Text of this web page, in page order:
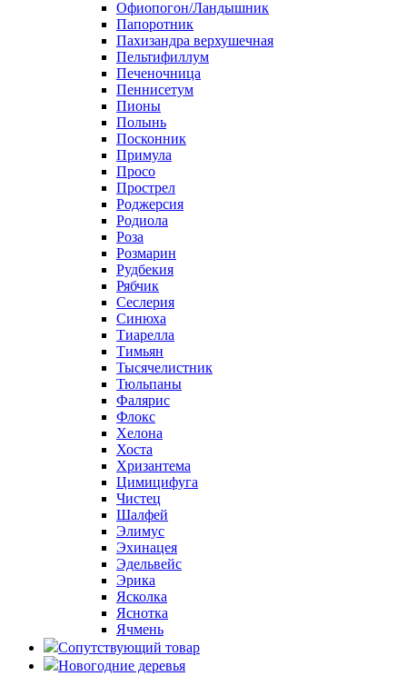
Офиопогон/Ландышник
Папоротник
Пахизандра верхушечная
Пельтифиллум
Печеночница
Пеннисетум
Пионы
Полынь
Посконник
Примула
Просо
Прострел
Роджерсия
Родиола
Роза
Розмарин
Рудбекия
Рябчик
Сеслерия
Синюха
Тиарелла
Тимьян
Тысячелистник
Тюльпаны
Фалярис
Флокс
Хелона
Хоста
Хризантема
Цимицифуга
Чистец
Шалфей
Элимус
Эхинацея
Эдельвейс
Эрика
Ясколка
Яснотка
Ячмень
Сопутствующий товар
Новогодние деревья